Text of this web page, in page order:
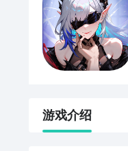
游戏介绍